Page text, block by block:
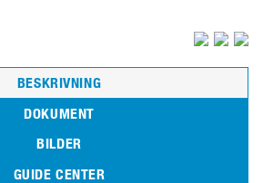
Beskrivning
Artiklar
BESKRIVNING
DOKUMENT
BILDER
GUIDE CENTER